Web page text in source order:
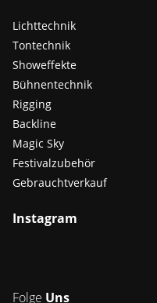
Lichttechnik
Tontechnik
Showeffekte
Bühnentechnik
Rigging
Backline
Magic Sky
Festivalzubehör
Gebrauchtverkauf
Instagram
Folge Uns